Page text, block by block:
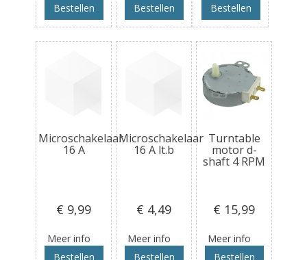
Bestellen
Bestellen
Bestellen
Microschakelaar
16 A
€ 9,99
Meer info
Bestellen
Microschakelaar
16 A lt.b
€ 4,49
Meer info
Bestellen
Turntable
motor d-
shaft 4 RPM
€ 15,99
Meer info
Bestellen